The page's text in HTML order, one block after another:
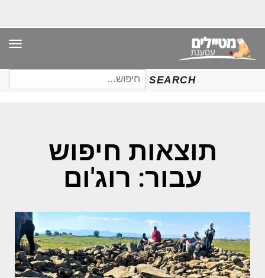
SEARCH
חיפוש
עבור:
תוצאות חיפוש
עבור: רוג'ום